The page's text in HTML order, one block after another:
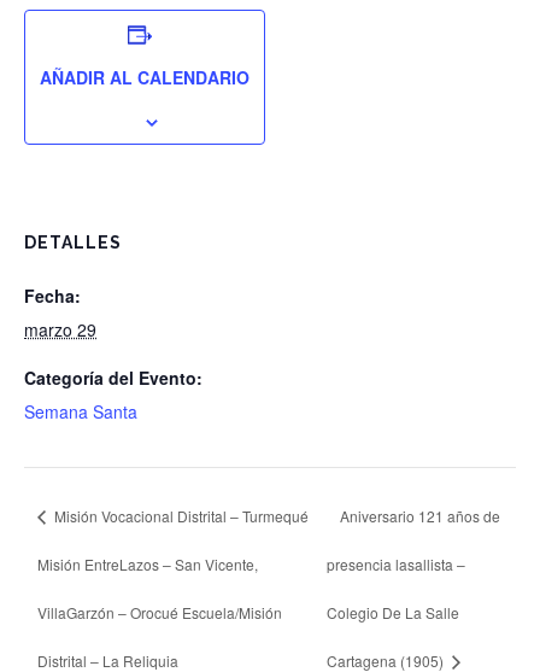
AÑADIR AL CALENDARIO
DETALLES
Fecha:
marzo 29
Categoría del Evento:
Semana Santa
Misión Vocacional Distrital – Turmequé
Misión EntreLazos – San Vicente,
VillaGarzón – Orocué Escuela/Misión
Distrital – La Reliquia
Aniversario 121 años de
presencia lasallista –
Colegio De La Salle
Cartagena (1905)